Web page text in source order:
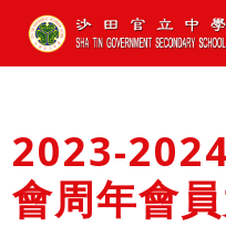
2023-
會周年會